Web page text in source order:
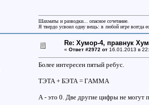
Шахматы и разводки... опасное сочетание.
Я твердо усвоил одну вещь: в любой игре всегда
Re: Хумор-4, правнук
« Ответ #2972 от16.01.2013 в
Более интересен пятый ребус.
ТЭТА + БЭТА = ГАММА
А - это 0. Две другие цифры не могут